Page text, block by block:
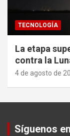
TECNOLOGÍA
La etapa
contra la
4 de agosto de
Síguenos